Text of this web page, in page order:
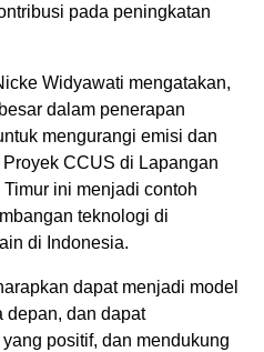
pada peningkatan
Widyawati mengatakan,
dalam penerapan
mengurangi emisi dan
CCUS di Lapangan
ini menjadi contoh
teknologi di
di Indonesia.
dapat menjadi model
depan, dan dapat
positif, dan mendukung